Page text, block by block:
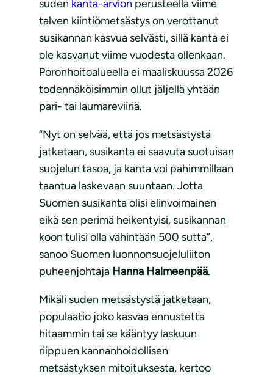
suden kanta-arvion perusteella viime
talven kiintiömetsästys on verottanut
susikannan kasvua selvästi, sillä kanta ei
ole kasvanut viime vuodesta ollenkaan.
Poronhoitoalueella ei maaliskuussa 2026
todennäköisimmin ollut jäljellä yhtään
pari- tai laumareviiriä.
“Nyt on selvää, että jos metsästystä
jatketaan, susikanta ei saavuta suotuisan
suojelun tasoa, ja kanta voi pahimmillaan
taantua laskevaan suuntaan. Jotta
Suomen susikanta olisi elinvoimainen
eikä sen perimä heikentyisi, susikannan
koon tulisi olla vähintään 500 sutta”,
sanoo Suomen luonnonsuojeluliiton
puheenjohtaja Hanna Halmeenpää.
Mikäli suden metsästystä jatketaan,
populaatio joko kasvaa ennustetta
hitaammin tai se kääntyy laskuun
riippuen kannanhoidollisen
metsästyksen mitoituksesta, kertoo